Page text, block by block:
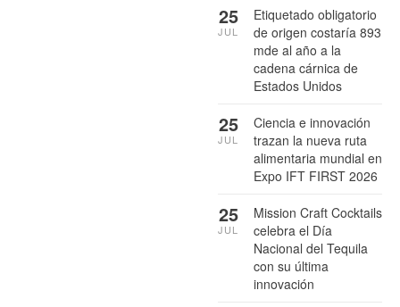
Etiquetado obligatorio
de origen costaría 893
mde al año a la
cadena cárnica de
Estados Unidos
25
JUL
Ciencia e innovación
trazan la nueva ruta
alimentaria mundial en
Expo IFT FIRST 2026
25
JUL
Mission Craft Cocktails
celebra el Día
Nacional del Tequila
con su última
innovación
25
JUL